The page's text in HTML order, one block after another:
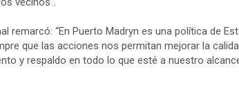
remarcó: “En Puerto Madryn es una política de
que las acciones nos permitan mejorar la
y respaldo en todo lo que esté a nuestro